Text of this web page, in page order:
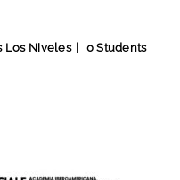
Los Niveles 0 Students